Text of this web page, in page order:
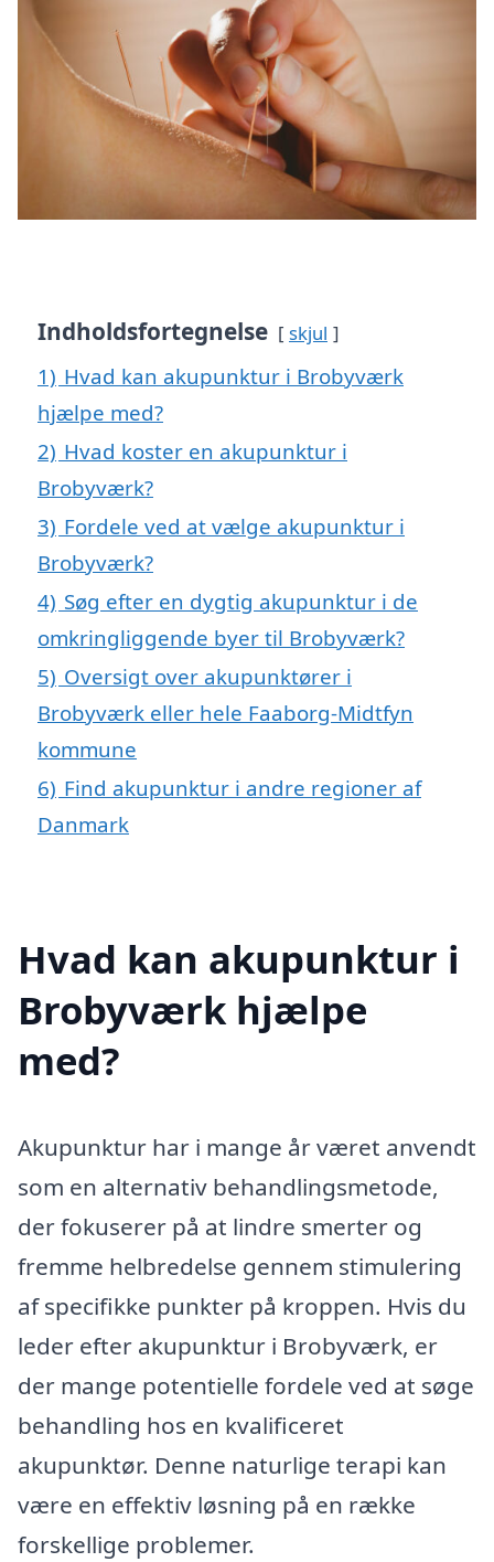
Indholdsfortegnelse skjul
1) Hvad kan akupunktur i Brobyværk
hjælpe med?
2) Hvad koster en akupunktur i
Brobyværk?
3) Fordele ved at vælge akupunktur i
Brobyværk?
4) Søg efter en dygtig akupunktur i de
omkringliggende byer til Brobyværk?
5) Oversigt over akupunktører i
Brobyværk eller hele Faaborg-Midtfyn
kommune
6) Find akupunktur i andre regioner af
Danmark
Hvad kan akupunktur i
Brobyværk hjælpe
med?
Akupunktur har i mange år været anvendt
som en alternativ behandlingsmetode,
der fokuserer på at lindre smerter og
fremme helbredelse gennem stimulering
af specifikke punkter på kroppen. Hvis du
leder efter akupunktur i Brobyværk, er
der mange potentielle fordele ved at søge
behandling hos en kvalificeret
akupunktør. Denne naturlige terapi kan
være en effektiv løsning på en række
forskellige problemer.